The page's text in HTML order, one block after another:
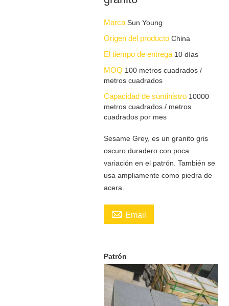
MarcaSun Young
Origen del productoChina
El tiempo de entrega10 días
MOQ 100 metros cuadrados /
metros cuadrados
Capacidad de suministro 10000
metros cuadrados / metros
cuadrados por mes
Sesame Grey, es un granito gris
oscuro duradero con poca
variación en el patrón. También se
usa ampliamente como piedra de
acera.
 Email
Patrón